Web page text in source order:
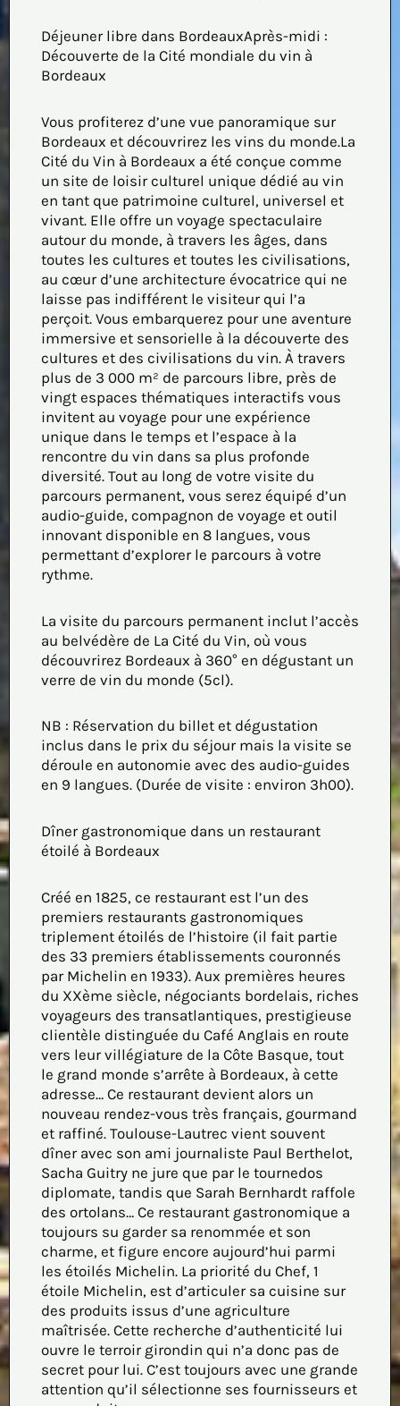
Déjeuner libre dans BordeauxAprès-midi :
Découverte de la Cité mondiale du vin à
Bordeaux
Vous profiterez d’une vue panoramique sur
Bordeaux et découvrirez les vins du monde.La
Cité du Vin à Bordeaux a été conçue comme
un site de loisir culturel unique dédié au vin
en tant que patrimoine culturel, universel et
vivant. Elle offre un voyage spectaculaire
autour du monde, à travers les âges, dans
toutes les cultures et toutes les civilisations,
au cœur d’une architecture évocatrice qui ne
laisse pas indifférent le visiteur qui l’a
perçoit. Vous embarquerez pour une aventure
immersive et sensorielle à la découverte des
cultures et des civilisations du vin. À travers
plus de 3 000 m² de parcours libre, près de
vingt espaces thématiques interactifs vous
invitent au voyage pour une expérience
unique dans le temps et l’espace à la
rencontre du vin dans sa plus profonde
diversité. Tout au long de votre visite du
parcours permanent, vous serez équipé d’un
audio-guide, compagnon de voyage et outil
innovant disponible en 8 langues, vous
permettant d’explorer le parcours à votre
rythme.
La visite du parcours permanent inclut l’accès
au belvédère de La Cité du Vin, où vous
découvrirez Bordeaux à 360° en dégustant un
verre de vin du monde (5cl).
NB : Réservation du billet et dégustation
inclus dans le prix du séjour mais la visite se
déroule en autonomie avec des audio-guides
en 9 langues. (Durée de visite : environ 3h00).
Dîner gastronomique dans un restaurant
étoilé à Bordeaux
Créé en 1825, ce restaurant est l’un des
premiers restaurants gastronomiques
triplement étoilés de l’histoire (il fait partie
des 33 premiers établissements couronnés
par Michelin en 1933). Aux premières heures
du XXème siècle, négociants bordelais, riches
voyageurs des transatlantiques, prestigieuse
clientèle distinguée du Café Anglais en route
vers leur villégiature de la Côte Basque, tout
le grand monde s’arrête à Bordeaux, à cette
adresse… Ce restaurant devient alors un
nouveau rendez-vous très français, gourmand
et raffiné. Toulouse-Lautrec vient souvent
dîner avec son ami journaliste Paul Berthelot,
Sacha Guitry ne jure que par le tournedos
diplomate, tandis que Sarah Bernhardt raffole
des ortolans… Ce restaurant gastronomique a
toujours su garder sa renommée et son
charme, et figure encore aujourd’hui parmi
les étoilés Michelin. La priorité du Chef, 1
étoile Michelin, est d’articuler sa cuisine sur
des produits issus d’une agriculture
maîtrisée. Cette recherche d’authenticité lui
ouvre le terroir girondin qui n’a donc pas de
secret pour lui. C’est toujours avec une grande
attention qu’il sélectionne ses fournisseurs et